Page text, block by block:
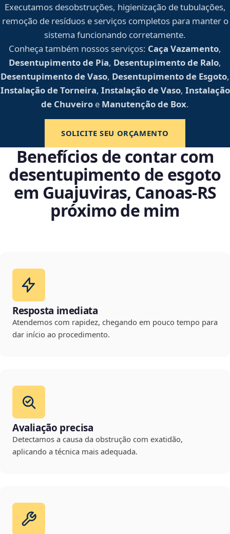
Executamos desobstruções, higienização de tubulações,
remoção de resíduos e serviços completos para manter o
sistema funcionando corretamente.
Conheça também nossos serviços: Caça Vazamento,
Desentupimento de Pia, Desentupimento de Ralo,
Desentupimento de Vaso, Desentupimento de Esgoto,
Instalação de Torneira, Instalação de Vaso, Instalação
de Chuveiro e Manutenção de Box.
SOLICITE SEU ORÇAMENTO
Benefícios de contar com
desentupimento de esgoto
em Guajuviras, Canoas‑RS
próximo de mim
Resposta imediata
Atendemos com rapidez, chegando em pouco tempo para
dar início ao procedimento.
Avaliação precisa
Detectamos a causa da obstrução com exatidão,
aplicando a técnica mais adequada.